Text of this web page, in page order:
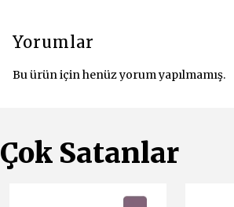
Yorumlar
Bu ürün için henüz yorum yapılmamış.
Çok Satanlar